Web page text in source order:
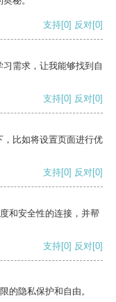
支持[0] 反对[0]
需求，让我能够找到自
支持[0] 反对[0]
比如将设置页面进行优
支持[0] 反对[0]
和安全性的连接，并帮
支持[0] 反对[0]
的隐私保护和自由。